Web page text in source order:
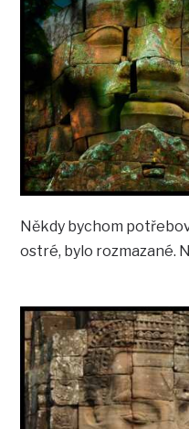
Někdy bychom
ostré, bylo rozmazané.